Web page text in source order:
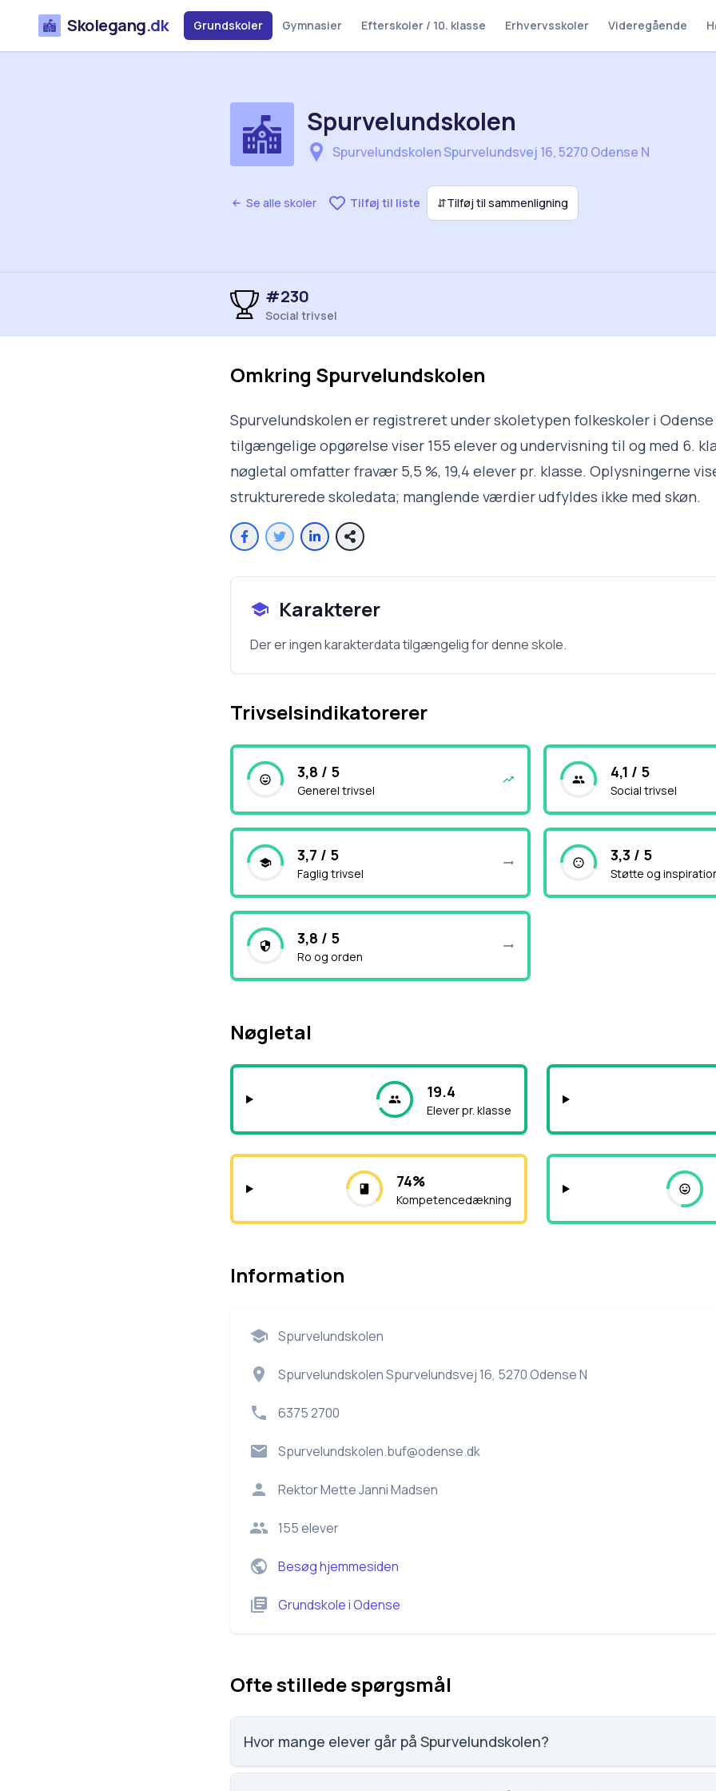
Skolegang.dk Grundskoler Gymnasier Efterskoler / 10. klasse Erhvervsskoler Videregående
Se alle skoler Tilføj til liste ⇵Tilføj til sammenligning
Spurvelundskolen
Spurvelundskolen Spurvelundsvej 16, 5270 Odense N
#230
Social trivsel
Omkring Spurvelundskolen
Spurvelundskolen er registreret under skoletypen folkeskoler i Odense
tilgængelige opgørelse viser 155 elever og undervisning til og med 6.
nøgletal omfatter fravær 5,5 %, 19,4 elever pr. klasse. Oplysningerne
strukturerede skoledata; manglende værdier udfyldes ikke med skøn.
Karakterer
Der er ingen karakterdata tilgængelig for denne skole.
Trivselsindikatorerer
3,8 / 5
Generel trivsel
4,1 / 5
Social trivsel
3,7 / 5
Faglig trivsel
3,3 / 5
Støtte og
3,8 / 5
Ro og orden
Nøgletal
19.4
Elever pr. klasse
74%
Kompetencedækning
Information
Spurvelundskolen
Spurvelundskolen Spurvelundsvej 16, 5270 Odense N
6375 2700
Spurvelundskolen.buf@odense.dk
RektorMette Janni Madsen
155elever
Besøg hjemmesiden
GrundskoleiOdense
Ofte stillede spørgsmål
Hvor mange elever går på Spurvelundskolen?
Spurvelundskolen har 155 elever, hvilket gør den til nummer 1444 ud af 3143